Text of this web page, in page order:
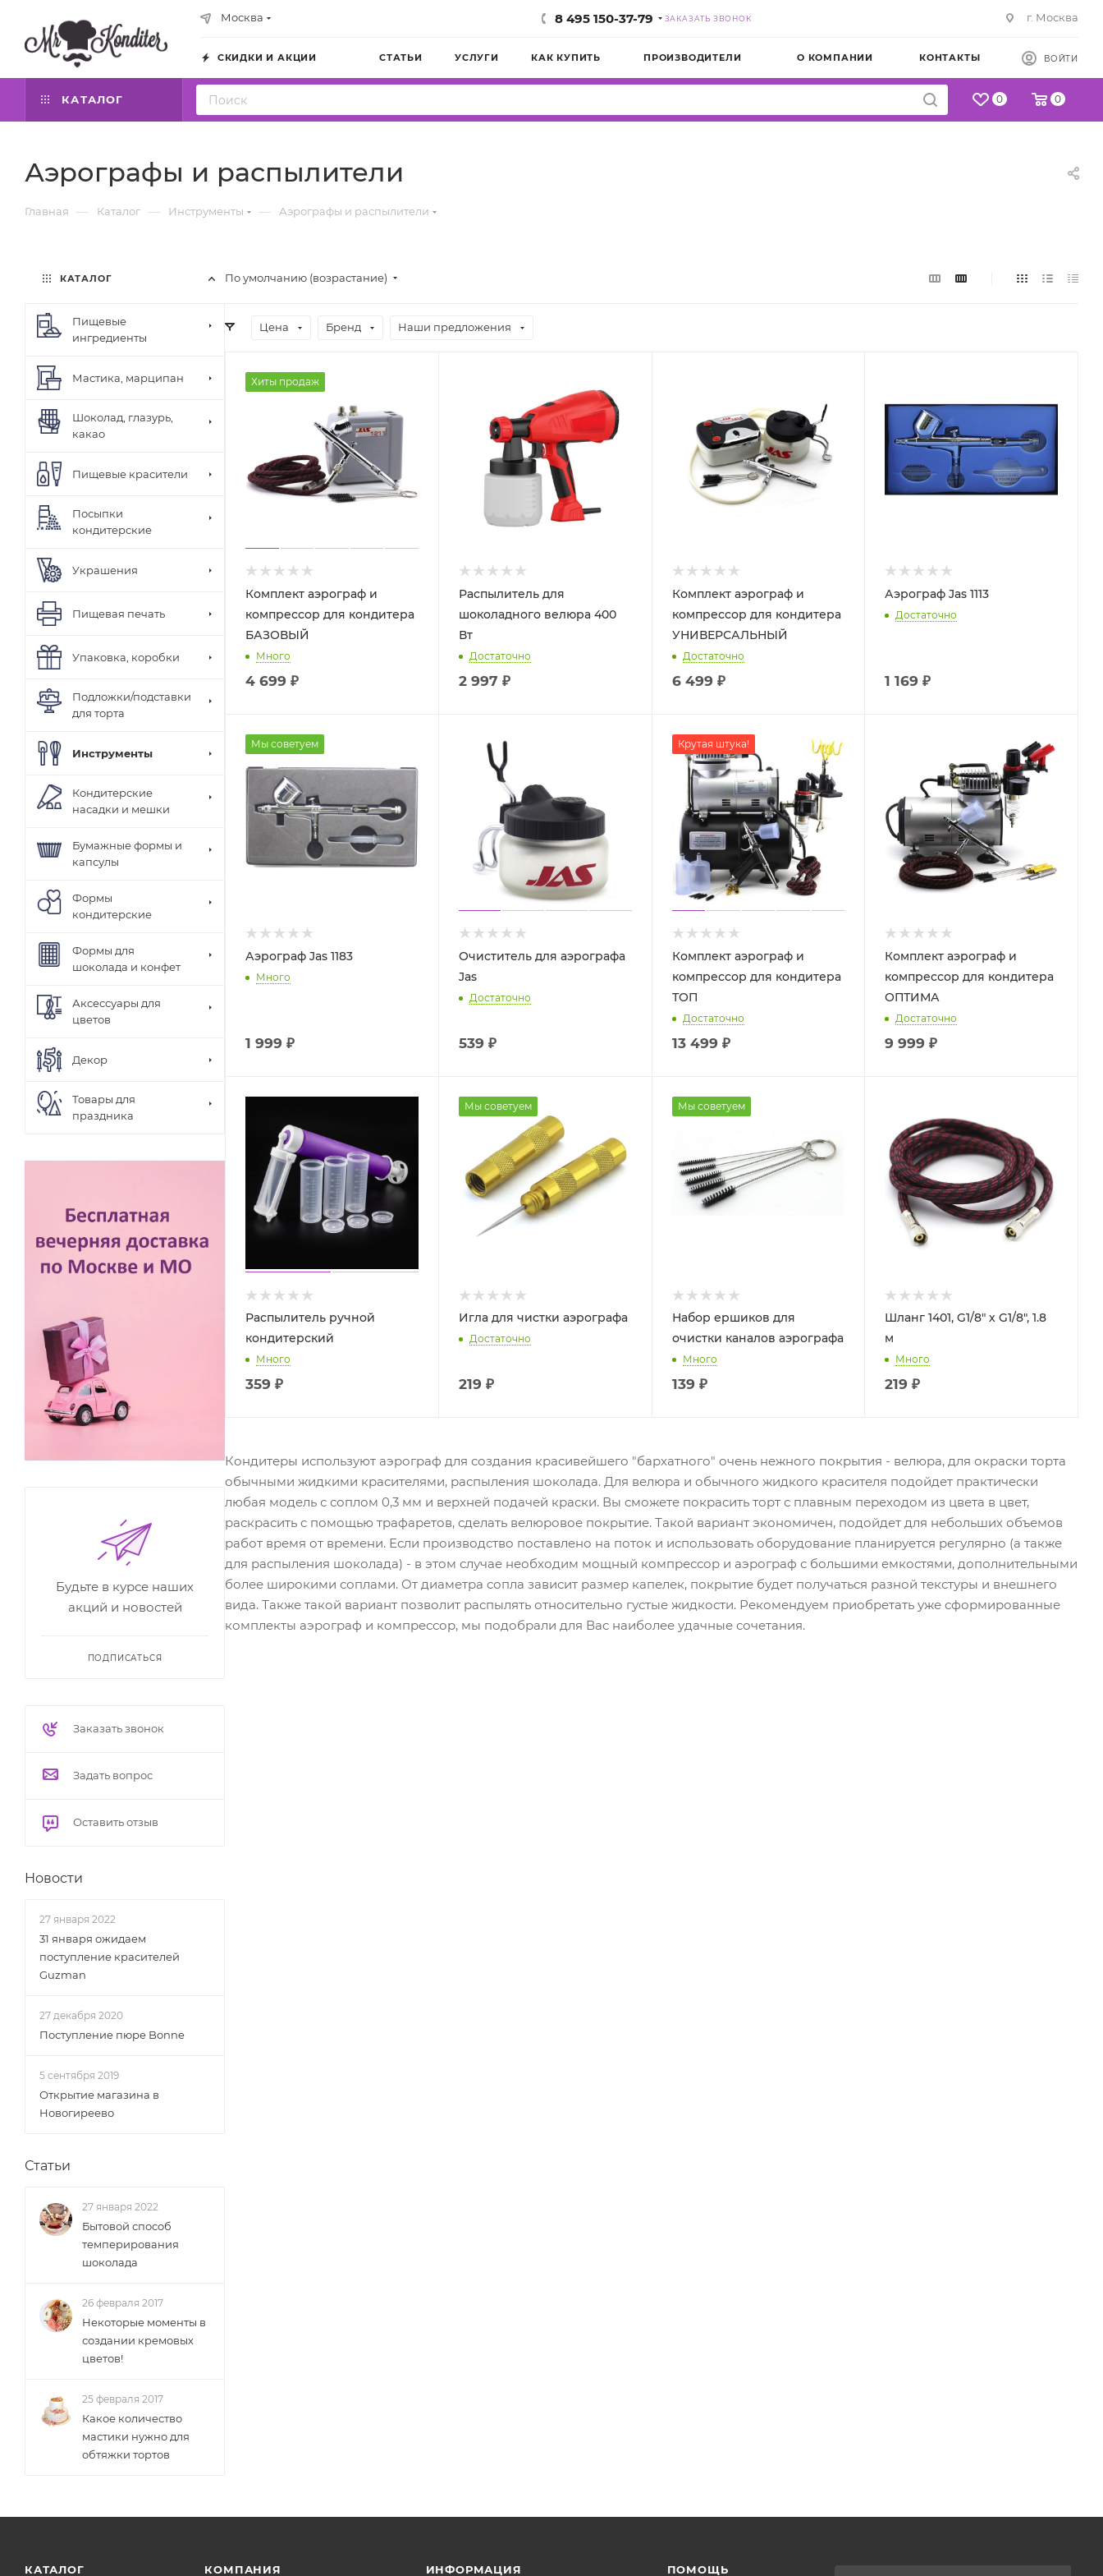
Москва 8 495 150-37-79 ЗАКАЗАТЬ ЗВОНОК г. Москва
СКИДКИ И АКЦИИ СТАТЬИ УСЛУГИ КАК КУПИТЬ ПРОИЗВОДИТЕЛИ О КОМПАНИИ КОНТАКТЫ ВОЙТИ
КАТАЛОГ 0 0
Аэрографы и распылители
Главная — Каталог — Инструменты — Аэрографы и распылители
По умолчанию (возрастание)
Цена Бренд Наши предложения
Хиты продаж
Комплект аэрограф и
компрессор для кондитера
БАЗОВЫЙ
Много
4 699 ₽
Распылитель для
шоколадного велюра 400
Вт
Достаточно
2 997 ₽
Комплект аэрограф и
компрессор для кондитера
УНИВЕРСАЛЬНЫЙ
Достаточно
6 499 ₽
Аэрограф Jas 1113
Достаточно
1 169 ₽
Мы советуем
Аэрограф Jas 1183
Много
1 999 ₽
Очиститель для аэрографа
Jas
Достаточно
539 ₽
Крутая штука!
Комплект аэрограф и
компрессор для кондитера
ТОП
Достаточно
13 499 ₽
Комплект аэрограф и
компрессор для кондитера
ОПТИМА
Достаточно
9 999 ₽
Распылитель ручной
кондитерский
Много
359 ₽
Мы советуем
Игла для чистки аэрографа
Достаточно
219 ₽
Мы советуем
Набор ершиков для
очистки каналов аэрографа
Много
139 ₽
Шланг 1401, G1/8" х G1/8", 1.8
м
Много
219 ₽
Кондитеры используют аэрограф для создания красивейшего "бархатного" очень нежного покрытия - велюра, для окраски торта
обычными жидкими красителями, распыления шоколада. Для велюра и обычного жидкого красителя подойдет практически
любая модель с соплом 0,3 мм и верхней подачей краски. Вы сможете покрасить торт с плавным переходом из цвета в цвет,
раскрасить с помощью трафаретов, сделать велюровое покрытие. Такой вариант экономичен, подойдет для небольших объемов
работ время от времени. Если производство поставлено на поток и использовать оборудование планируется регулярно (а также
для распыления шоколада) - в этом случае необходим мощный компрессор и аэрограф с большими емкостями, дополнительными
более широкими соплами. От диаметра сопла зависит размер капелек, покрытие будет получаться разной текстуры и внешнего
вида. Также такой вариант позволит распылять относительно густые жидкости. Рекомендуем приобретать уже сформированные
комплекты аэрограф и компрессор, мы подобрали для Вас наиболее удачные сочетания.
КАТАЛОГ
Пищевые
ингредиенты
Мастика, марципан
Шоколад, глазурь,
какао
Пищевые красители
Посыпки
кондитерские
Украшения
Пищевая печать
Упаковка, коробки
Подложки/подставки
для торта
Инструменты
Кондитерские
насадки и мешки
Бумажные формы и
капсулы
Формы
кондитерские
Формы для
шоколада и конфет
Аксессуары для
цветов
Декор
Товары для
праздника
Будьте в курсе наших
акций и новостей
ПОДПИСАТЬСЯ
Заказать звонок
Задать вопрос
Оставить отзыв
Новости
27 января 2022
31 января ожидаем
поступление красителей
Guzman
27 декабря 2020
Поступление пюре Bonne
5 сентября 2019
Открытие магазина в
Новогиреево
Статьи
27 января 2022
Бытовой способ
темперирования
шоколада
26 февраля 2017
Некоторые моменты в
создании кремовых
цветов!
25 февраля 2017
Какое количество
мастики нужно для
обтяжки тортов
КАТАЛОГ КОМПАНИЯ ИНФОРМАЦИЯ ПОМОЩЬ